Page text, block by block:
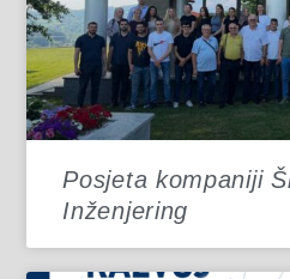
Posjeta kompaniji
Inženjering